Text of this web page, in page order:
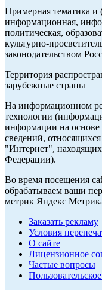
Примерная тематика и
информационная,
политическая,
культурно-
законодательством
Территория
зарубежные страны
На информационном
технологии
информации на основе
сведений,
"Интернет",
Федерации).
Во время посещения
обрабатываем ваши
метрик Яндекс
Заказать рекламу
Условия
О сайте
Лицензионное
Частые вопросы